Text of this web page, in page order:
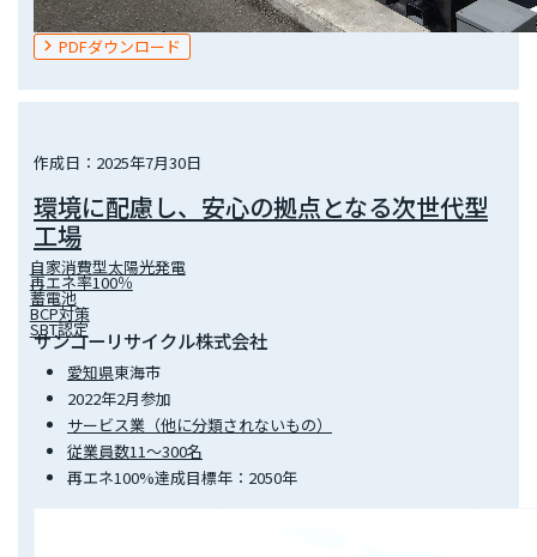
PDFダウンロード
作成日：2025年7月30日
環境に配慮し、安心の拠点となる次世代型
工場
自家消費型太陽光発電
再エネ率100％
蓄電池
BCP対策
SBT認定
サンコーリサイクル株式会社
愛知県東海市
2022年2月参加
サービス業（他に分類されないもの）
従業員数11～300名
再エネ100%達成目標年：2050年